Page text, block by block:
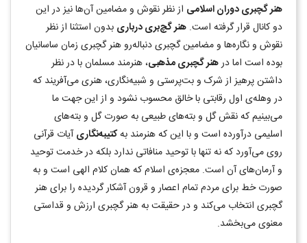
هنر گچبری دوران اسلامی از نظر نقوش و مضامین آن‌ها نیز در این
دو کانال قرار گرفته است. هنر گچ‌بری درباری بدون استثنا از نظر
نقوش و نگاره‌ها و مضامین گچبری دنباله‌رو هنر گچبری زمان ساسانیان
بوده است اما درهنر گچبری مذهبی، هنرمند مسلمان با در نظر
داشتن پرهیز از شرک و بت‌پرستی و شبیه‌نگاری، هنری می‌آفریند که
در وهله‌ی اول رقابتی با خالق محسوب نشود و از این جهت ما
می‌بینیم که نقش گل و بته‌های طبیعی به صورت گل و بته‌های
اسلیمی درآورده است و با این که هنرمند بهکتیبه‌نگاریآیات قرآنی
روی می‌آورد که نه تنها با توحید منافاتی ندارد بلکه در خدمت توحید
و آرمان‌های آن است. معجزه‌ی اسلام که همان کلام الهی است و به
صورت خط برای مردم تمام اعصار و قرون آشکار گردیده را برای هنر
گچبری انتخاب می‌کند و در حقیقت به هنر گچبری ارزش و قداستی
معنوی می‌بخشد.